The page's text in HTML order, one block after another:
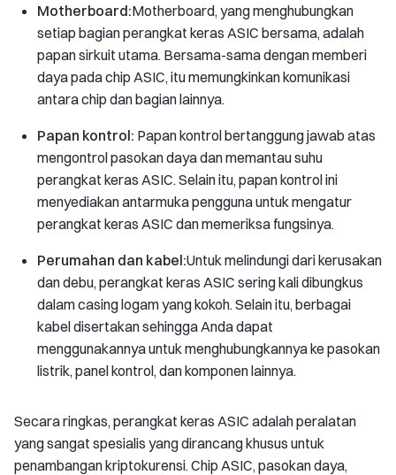
Motherboard:Motherboard, yang menghubungkan
setiap bagian perangkat keras ASIC bersama, adalah
papan sirkuit utama. Bersama-sama dengan memberi
daya pada chip ASIC, itu memungkinkan komunikasi
antara chip dan bagian lainnya.
Papan kontrol: Papan kontrol bertanggung jawab atas
mengontrol pasokan daya dan memantau suhu
perangkat keras ASIC. Selain itu, papan kontrol ini
menyediakan antarmuka pengguna untuk mengatur
perangkat keras ASIC dan memeriksa fungsinya.
Perumahan dan kabel:Untuk melindungi dari kerusakan
dan debu, perangkat keras ASIC sering kali dibungkus
dalam casing logam yang kokoh. Selain itu, berbagai
kabel disertakan sehingga Anda dapat
menggunakannya untuk menghubungkannya ke pasokan
listrik, panel kontrol, dan komponen lainnya.
Secara ringkas, perangkat keras ASIC adalah peralatan
yang sangat spesialis yang dirancang khusus untuk
penambangan kriptokurensi. Chip ASIC, pasokan daya,